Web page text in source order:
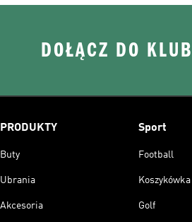
DOŁĄCZ DO
PRODUKTY
Buty
Ubrania
Akcesoria
Sport
Football
Koszykówka
Golf